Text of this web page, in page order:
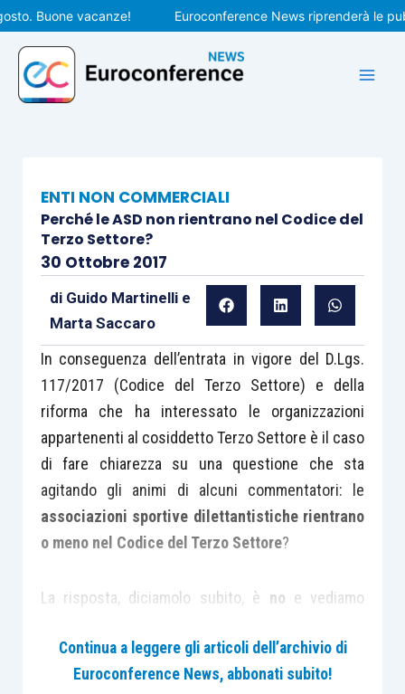
Vai
al
contenuto
Buone vacanze! Euroconference News riprenderà le
ENTI NON COMMERCIALI
Perché le ASD non rientrano nel Codice del
Terzo Settore?
30 Ottobre 2017
di Guido Martinellie
Marta Saccaro
In conseguenza dell’entrata in vigore del D.Lgs.
117/2017 (Codice del Terzo Settore) e della
riforma che ha interessato le organizzazioni
appartenenti al cosiddetto Terzo Settore è il caso
di fare chiarezza su una questione che sta
agitando gli animi di alcuni commentatori: le
associazioni sportive dilettantistiche rientrano
o meno nel Codice del Terzo Settore?
La risposta, diciamolo subito, è no e vediamo
Il D.Lgs. 111/2017 che disciplina l’istituto del
Continua a leggere gli articoli dell’archivio di
Euroconference News, abbonati subito!